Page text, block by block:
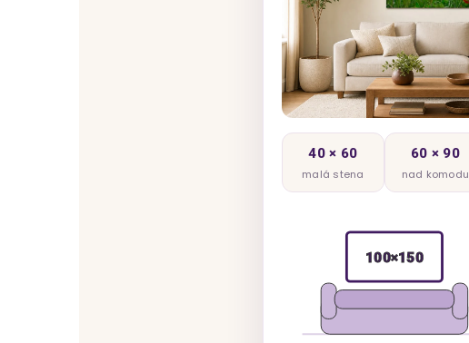
40 × 60
malá stena
60 × 90
nad komodu
100×150